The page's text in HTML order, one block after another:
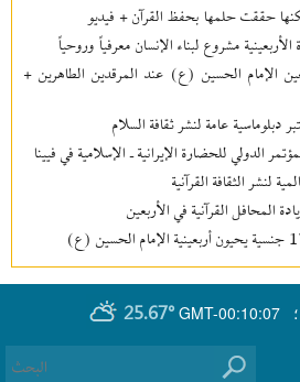
حققت حلمها بحفظ القرآن + فيديو
مشروع لبناء الإنسان معرفیاً وروحياً
الإمام الحسين (ع) عند المرقدين الطاهرين +
دبلوماسية عامة لنشر ثقافة السلام
الدولي للحضارة الإيرانية ـ الإسلامية في فيينا
لنشر الثقافة القرآنية
المحافل القرآنية في الأربعين
GMT-00:10:07
25.67° ؛